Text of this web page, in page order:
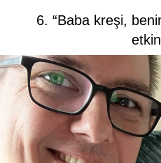
6. “Baba kreşi,